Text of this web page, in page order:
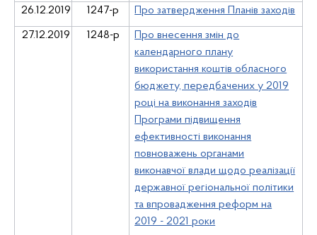
26.12.2019 1247-р Про затвердження Планів заходів
27.12.2019 1248-р
Про внесення змін до
календарного плану
використання коштів обласного
бюджету, передбачених у 2019
році на виконання заходів
Програми підвищення
ефективності виконання
повноважень органами
виконавчої влади щодо реалізації
державної регіональної політики
та впровадження реформ на
2019 - 2021 роки